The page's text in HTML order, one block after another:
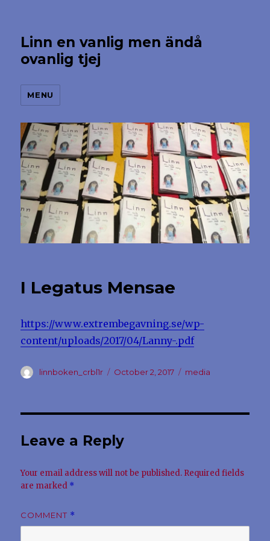
Linn en vanlig men ändå
ovanlig tjej
MENU
I Legatus Mensae
https://www.extrembegavning.se/wp-
content/uploads/2017/04/Lanny-.pdf
Author
linnboken_crbl1r
Posted
October 2, 2017 Categories
media
Leave a Reply
Your email address will not be published. Required fields
are marked *
COMMENT *